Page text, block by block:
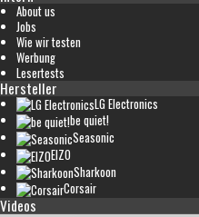
About us
Jobs
Wie wir testen
Werbung
Lesertests
Hersteller
LG Electronics
be quiet!
Seasonic
EIZO
Sharkoon
Corsair
Videos